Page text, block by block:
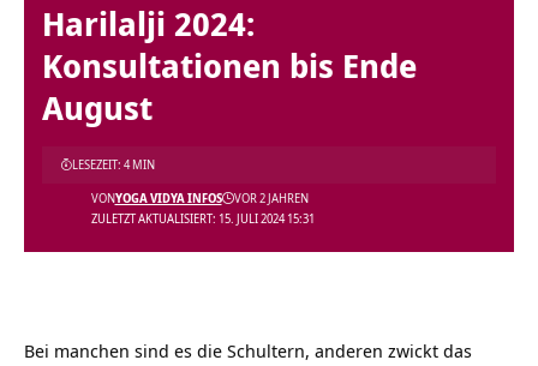
Harilalji 2024:
Konsultationen bis Ende
August
ZULETZT AKTUALISIERT: 15. JULI 2024 15:31
VONYOGA VIDYA INFOS VOR 2 JAHREN
LESEZEIT: 4 MIN
Bei manchen sind es die Schultern, anderen zwickt das